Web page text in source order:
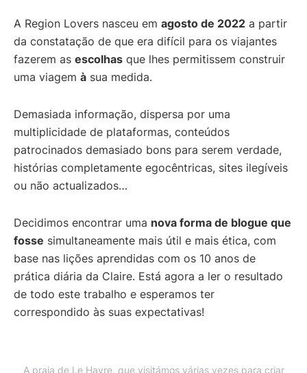
A Region Lovers nasceu em agosto de 2022 a partir
da constatação de que era difícil para os viajantes
fazerem as escolhas que lhes permitissem construir
uma viagem à sua medida.
Demasiada informação, dispersa por uma
multiplicidade de plataformas, conteúdos
patrocinados demasiado bons para serem verdade,
histórias completamente egocêntricas, sites ilegíveis
ou não actualizados…
Decidimos encontrar uma nova forma de blogue que
fosse simultaneamente mais útil e mais ética, com
base nas lições aprendidas com os 10 anos de
prática diária da Claire. Está agora a ler o resultado
de todo este trabalho e esperamos ter
correspondido às suas expectativas!
A praia de Le Havre, que visitámos várias vezes para criar